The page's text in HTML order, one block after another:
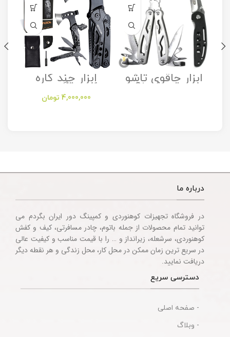
ابزار چاقوی تاشو
مدل Stanley
ابزار چند کاره
کمپینگ مدل
Camping
Multitool
4,000,000 تومان
درباره ما
در فروشگاه تجهیزات کوهنوردی و کمپینگ دور ایران بگردم می
توانید تمام محصولات از جمله باتوم، چادر مسافرتی، کیف و کفش
کوهنوردی، سرشعله، زیرانداز و … را با قیمت مناسب و کیفیت عالی
در سریع ترین زمان ممکن در محل کار، محل زندگی و هر نقطه دیگر
دریافت نمایید.
دسترسی سریع
- صفحه اصلی
- وبلاگ